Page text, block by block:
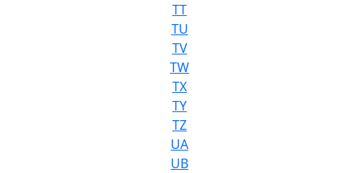
TT
TU
TV
TW
TX
TY
TZ
UA
UB